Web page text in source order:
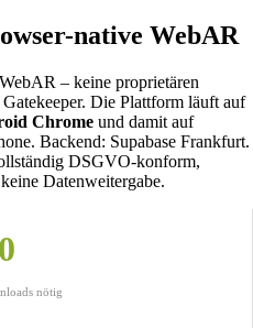
native WebAR
– keine proprietären
Die Plattform läuft auf
Chrome und damit auf
Backend: Supabase Frankfurt.
DSGVO-konform,
Datenweitergabe.
0
nötig